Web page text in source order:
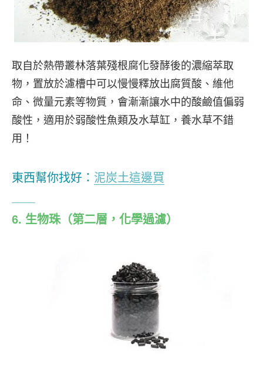
取自於熱帶叢林落葉殘根腐化發酵後的濃縮萃取
物，置放於濾槽中可以慢慢釋放出腐質酸、維他
命、微量元素等物質，會漸漸讓水中的酸鹼值偏弱
酸性，適用於弱酸性魚類及水草缸，養水草不錯
用！
東西幫你找好： 泥炭土這邊買
6. 生物珠（第二層，化學過濾）